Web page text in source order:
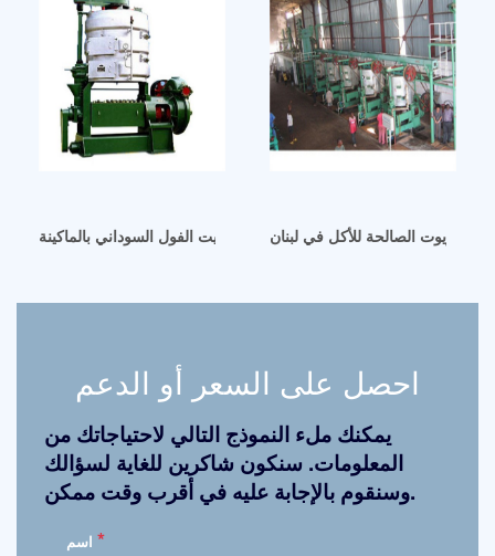
اربيل – معالجة زيت الفول السوداني بالماكينةالزيوت الصالحة للأكل في لبنان
احصل على السعر أو الدعم
يمكنك ملء النموذج التالي لاحتياجاتك من
المعلومات. سنكون شاكرين للغاية لسؤالك
وسنقوم بالإجابة عليه في أقرب وقت ممكن.
*